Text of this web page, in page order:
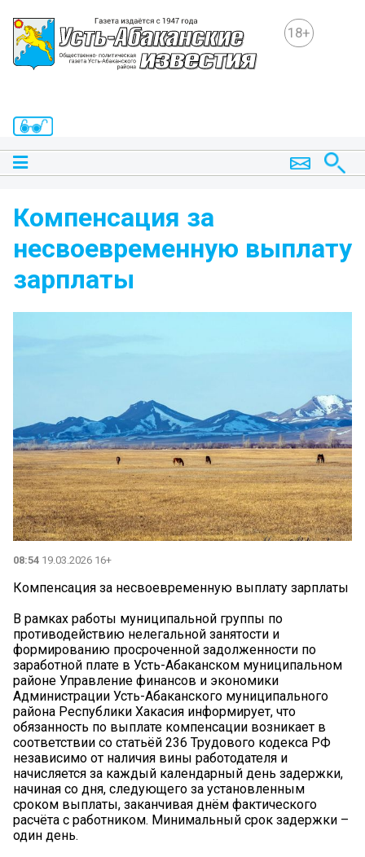
18+
Компенсация за
несвоевременную выплату
зарплаты
08:54 19.03.2026 16+
Компенсация за несвоевременную выплату зарплаты
В рамках работы муниципальной группы по
противодействию нелегальной занятости и
формированию просроченной задолженности по
заработной плате в Усть-Абаканском муниципальном
районе Управление финансов и экономики
Администрации Усть-Абаканского муниципального
района Республики Хакасия информирует, что
обязанность по выплате компенсации возникает в
соответствии со статьёй 236 Трудового кодекса РФ
независимо от наличия вины работодателя и
начисляется за каждый календарный день задержки,
начиная со дня, следующего за установленным
сроком выплаты, заканчивая днём фактического
расчёта с работником. Минимальный срок задержки –
один день.